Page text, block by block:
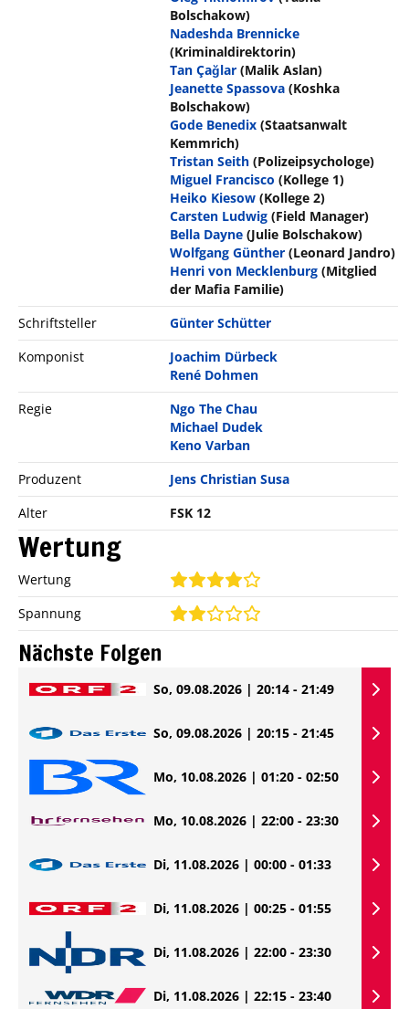
Bolschakow)
Nadeshda Brennicke
(Kriminaldirektorin)
Tan Çağlar (Malik Aslan)
Jeanette Spassova (Koshka
Bolschakow)
Gode Benedix (Staatsanwalt
Kemmrich)
Tristan Seith (Polizeipsychologe)
Miguel Francisco (Kollege 1)
Heiko Kiesow (Kollege 2)
Carsten Ludwig (Field Manager)
Bella Dayne (Julie Bolschakow)
Wolfgang Günther (Leonard Jandro)
Henri von Mecklenburg (Mitglied
der Mafia Familie)
Schriftsteller
Günter Schütter
Komponist
Joachim Dürbeck
René Dohmen
Regie
Ngo The Chau
Michael Dudek
Keno Varban
Produzent
Jens Christian Susa
Alter
FSK 12
Wertung
Wertung
Spannung
Nächste Folgen
So, 09.08.2026 | 20:14 - 21:49
So, 09.08.2026 | 20:15 - 21:45
Mo, 10.08.2026 | 01:20 - 02:50
Mo, 10.08.2026 | 22:00 - 23:30
Di, 11.08.2026 | 00:00 - 01:33
Di, 11.08.2026 | 00:25 - 01:55
Di, 11.08.2026 | 22:00 - 23:30
Di, 11.08.2026 | 22:15 - 23:40